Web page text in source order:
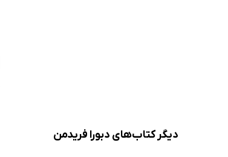
دیگر کتاب‌های دبورا فریدمن